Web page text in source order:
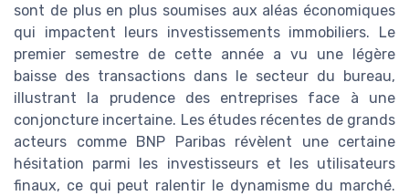
sont de plus en plus soumises aux aléas économiques
qui impactent leurs investissements immobiliers. Le
premier semestre de cette année a vu une légère
baisse des transactions dans le secteur du bureau,
illustrant la prudence des entreprises face à une
conjoncture incertaine. Les études récentes de grands
acteurs comme BNP Paribas révèlent une certaine
hésitation parmi les investisseurs et les utilisateurs
finaux, ce qui peut ralentir le dynamisme du marché.